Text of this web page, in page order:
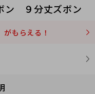
ン ９分丈ズボン
もらえる！